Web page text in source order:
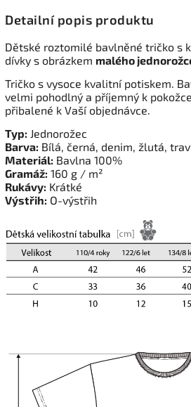
Detailní popis produktu
Dětské roztomilé bavlněné tričko s
dívky s obrázkem malého
Tričko s vysoce kvalitní potiskem.
velmi pohodlný a příjemný k
přibalené k Vaší objednávce.
Typ: Jednorožec
Barva: Bílá, černá, denim, žlutá,
Materiál: Bavlna 100%
Gramáž: 160 g / m²
Rukávy: Krátké
Výstřih: O-výstřih